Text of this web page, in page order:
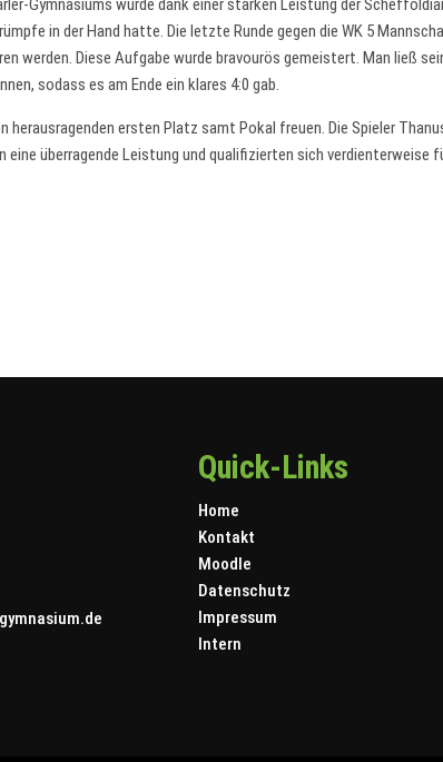
Gymnasiums wurde dank einer starken Leistung der
in der Hand hatte. Die letzte Runde gegen die WK 5
werden. Diese Aufgabe wurde bravourös gemeistert. Man ließ
sodass es am Ende ein klares 4:0 gab.
herausragenden ersten Platz samt Pokal freuen. Die Spieler
eine überragende Leistung und qualifizierten sich verdienterweise
Quick-Links
Home
Kontakt
Moodle
Datenschutz
Impressum
Intern